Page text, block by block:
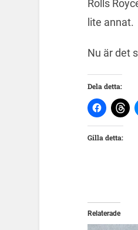
Rolls
lite annat.
Nu är det
Dela detta:
Gilla detta:
Relaterade